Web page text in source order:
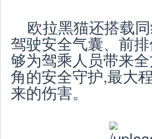
欧拉黑猫还搭载
驾驶安全气囊、前
够为驾乘人员带来
角的安全守护,最大
来的伤害。